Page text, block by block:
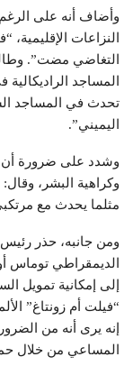
وأضاف أنه على
النزاعات
التغاضي مضت”.
المساجد الراديكالية
تحدث في المساجد
اليميني”.
وشدد على ضرورة أن
وكراهية البشر، وقال:
مثلما يحدث مع
ومن جانبه، حذر رئيس
الديمقراطي توماس
إلى إمكانية تمويل
“فيلت أم زونتاغ”
إنه يرى أنه من
المساعي من خلال